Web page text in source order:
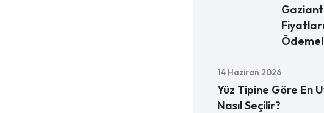
14 Haziran 2026
Yüz Tipine Göre En
Nasıl Seçilir?